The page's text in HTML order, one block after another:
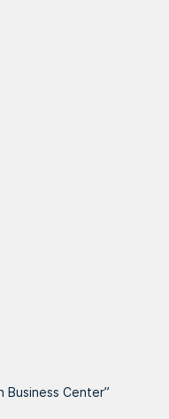
Business Center”